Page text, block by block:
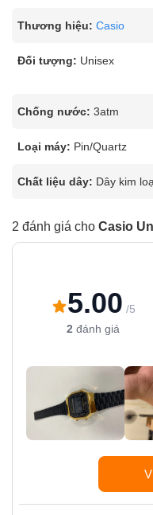
Thương hiệu: Casio
Đối tượng: Unisex
Chống nước: 3atm
Loại máy: Pin/Quartz
Chất liệu dây: Dây kim
2 đánh giá cho Casio
5.00 /5
2 đánh giá